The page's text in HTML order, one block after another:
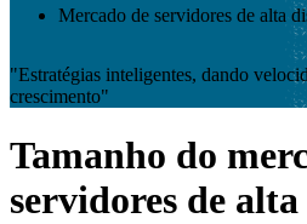
Mercado de servidores de alta
"Estratégias inteligentes, dando
crescimento"
Tamanho do
servidores de alta